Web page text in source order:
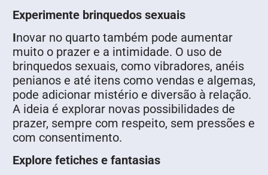
Experimente brinquedos sexuais
Inovar no quarto também pode aumentar
muito o prazer e a intimidade. O uso de
brinquedos sexuais, como vibradores, anéis
penianos e até itens como vendas e algemas,
pode adicionar mistério e diversão à relação.
A ideia é explorar novas possibilidades de
prazer, sempre com respeito, sem pressões e
com consentimento.
Explore fetiches e fantasias